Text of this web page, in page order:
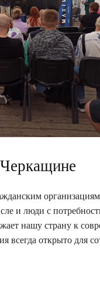
Черкащине
и люди с
нашу страну к
всегда открыто для